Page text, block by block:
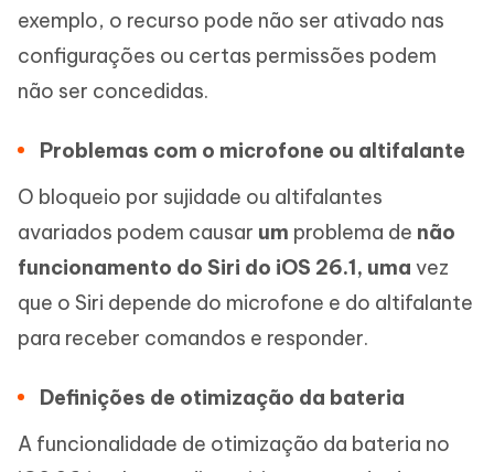
exemplo, o recurso pode não ser ativado nas
configurações ou certas permissões podem
não ser concedidas.
Problemas com o microfone ou altifalante
O bloqueio por sujidade ou altifalantes
avariados podem causar um problema de não
funcionamento do Siri do iOS 26.1, uma vez
que o Siri depende do microfone e do altifalante
para receber comandos e responder.
Definições de otimização da bateria
A funcionalidade de otimização da bateria no